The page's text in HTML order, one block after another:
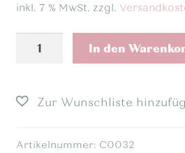
inkl. 7 % MwSt. zzgl.
-
Camembert
In den
Artikelnummer: C0032